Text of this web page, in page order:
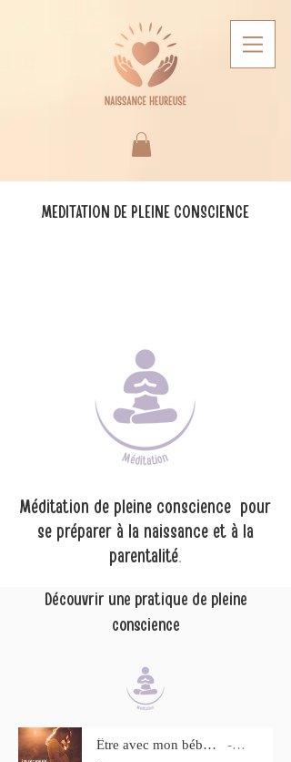
MEDITATION DE PLEINE CONSCIENCE
Méditation de pleine conscience pour
se préparer à la naissance et à la
parentalité.
Découvrir une pratique de pleine
conscience
Être avec mon bébé - pratique de pleine conscience Artist